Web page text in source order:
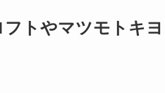
トやマツモトキ